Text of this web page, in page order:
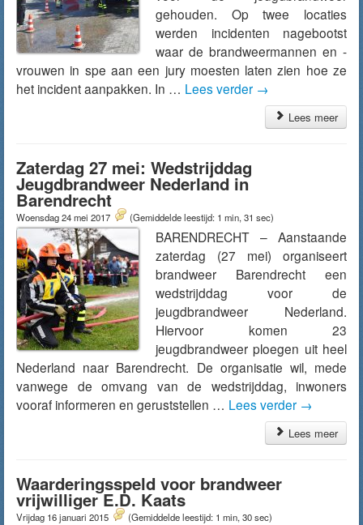
gehouden. Op twee locaties
werden incidenten nagebootst
waar de brandweermannen en -
vrouwen in spe aan een jury moesten laten zien hoe ze
het incident aanpakken. In … Lees verder →
Lees meer
Zaterdag 27 mei: Wedstrijddag
Jeugdbrandweer Nederland in
Barendrecht
Woensdag 24 mei 2017 (Gemiddelde leestijd: 1 min, 31 sec)
BARENDRECHT – Aanstaande
zaterdag (27 mei) organiseert
brandweer Barendrecht een
wedstrijddag voor de
jeugdbrandweer Nederland.
Hiervoor komen 23
jeugdbrandweer ploegen uit heel
Nederland naar Barendrecht. De organisatie wil, mede
vanwege de omvang van de wedstrijddag, inwoners
vooraf informeren en geruststellen … Lees verder →
Lees meer
Waarderingsspeld voor brandweer
vrijwilliger E.D. Kaats
Vrijdag 16 januari 2015 (Gemiddelde leestijd: 1 min, 30 sec)